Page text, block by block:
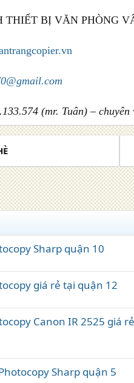
THIẾT BỊ VĂN PHÒNG
(mr. Tuân) – chuyên
Sharp quận 10
giá rẻ tại quận 12
Canon IR 2525 giá
Sharp quận 5